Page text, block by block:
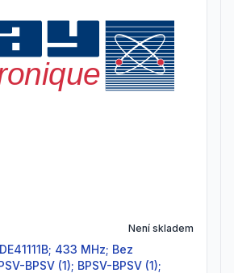
Není skladem
BPSV (1); BPSV-BPSV (1);